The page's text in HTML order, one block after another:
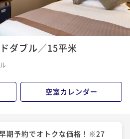
】スタンダード宿泊プラン
済可
IN 15:00 - 24:00 OUT11:00
2名 ¥ 7,391 ~
立地／素泊まりプラン
ダブル／15平米
空室カレンダー
期予約でオトクな価格！※27